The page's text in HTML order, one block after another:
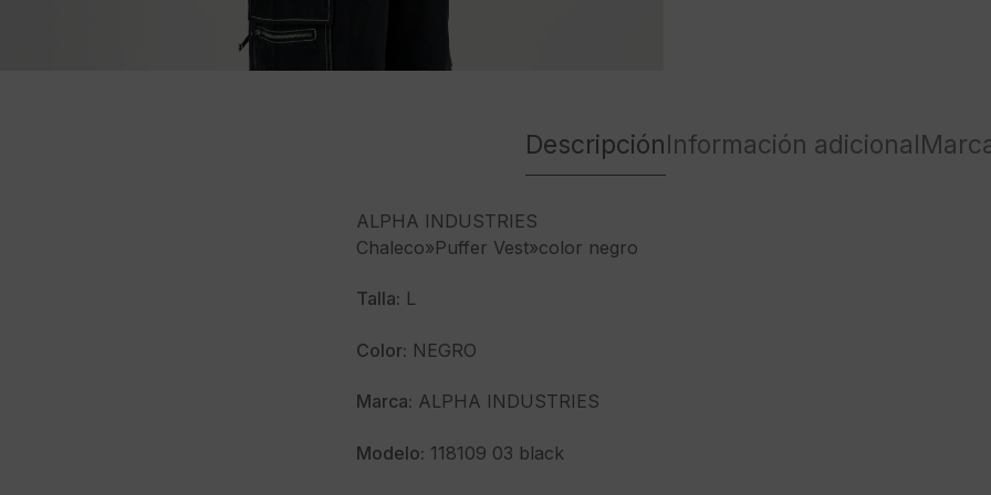
DescripciónInformación adicional
ALPHA INDUSTRIES
Chaleco»Puffer Vest»color negro
Talla: L
Color: NEGRO
Marca: ALPHA INDUSTRIES
Modelo: 118109 03 black